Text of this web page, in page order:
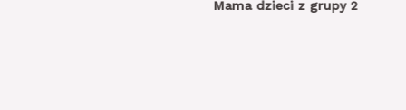
Mama dzieci z grupy 2 i 4-latków: